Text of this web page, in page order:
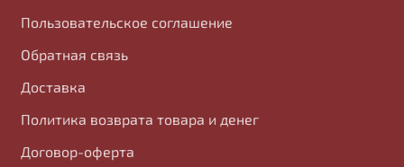
Пользовательское соглашение
Обратная связь
Доставка
Политика возврата товара и денег
Договор-оферта